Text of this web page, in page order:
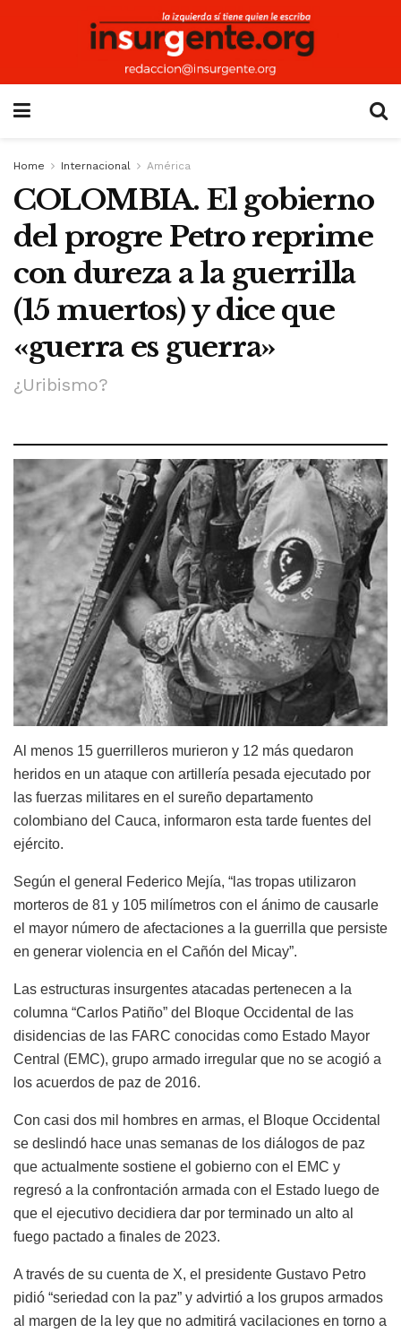
Home Internacional América
COLOMBIA. El gobierno
del progre Petro reprime
con dureza a la guerrilla
(15 muertos) y dice que
«guerra es guerra»
¿Uribismo?
Al menos 15 guerrilleros murieron y 12 más quedaron
heridos en un ataque con artillería pesada ejecutado por
las fuerzas militares en el sureño departamento
colombiano del Cauca, informaron esta tarde fuentes del
ejército.
Según el general Federico Mejía, “las tropas utilizaron
morteros de 81 y 105 milímetros con el ánimo de causarle
el mayor número de afectaciones a la guerrilla que persiste
en generar violencia en el Cañón del Micay”.
Las estructuras insurgentes atacadas pertenecen a la
columna “Carlos Patiño” del Bloque Occidental de las
disidencias de las FARC conocidas como Estado Mayor
Central (EMC), grupo armado irregular que no se acogió a
los acuerdos de paz de 2016.
Con casi dos mil hombres en armas, el Bloque Occidental
se deslindó hace unas semanas de los diálogos de paz
que actualmente sostiene el gobierno con el EMC y
regresó a la confrontación armada con el Estado luego de
que el ejecutivo decidiera dar por terminado un alto al
fuego pactado a finales de 2023.
A través de su cuenta de X, el presidente Gustavo Petro
pidió “seriedad con la paz” y advirtió a los grupos armados
al margen de la ley que no admitirá vacilaciones en torno a